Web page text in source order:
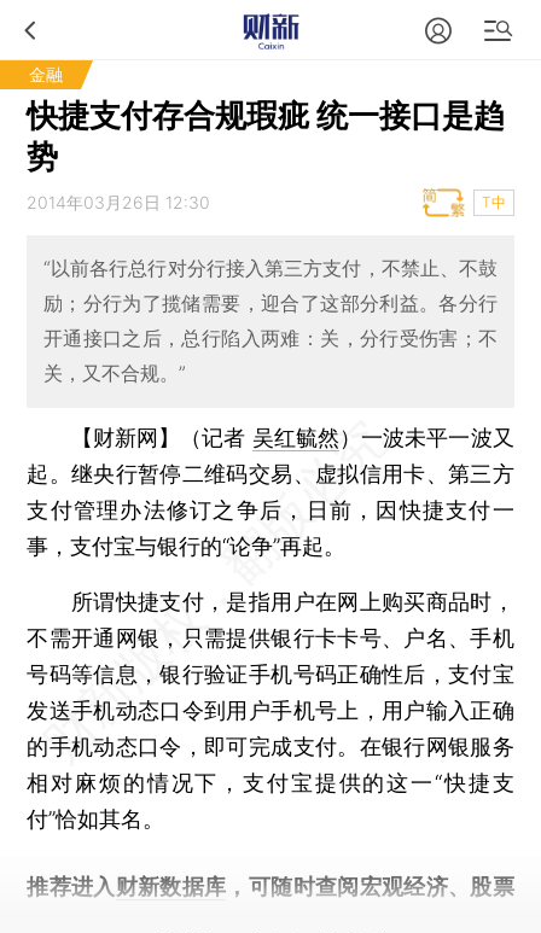
金融
快捷支付存合规瑕疵 统一接口是趋
势
2014年03月26日 12:30 T中
“以前各行总行对分行接入第三方支付，不禁止、不鼓
励；分行为了揽储需要，迎合了这部分利益。各分行
开通接口之后，总行陷入两难：关，分行受伤害；不
关，又不合规。”
【财新网】（记者 吴红毓然）一波未平一波又
起。继央行暂停二维码交易、虚拟信用卡、第三方
支付管理办法修订之争后，日前，因快捷支付一
事，支付宝与银行的“论争”再起。
所谓快捷支付，是指用户在网上购买商品时，
不需开通网银，只需提供银行卡卡号、户名、手机
号码等信息，银行验证手机号码正确性后，支付宝
发送手机动态口令到用户手机号上，用户输入正确
的手机动态口令，即可完成支付。在银行网银服务
相对麻烦的情况下，支付宝提供的这一“快捷支
付”恰如其名。
推荐进入 财新数据库 ，可随时查阅宏观经济、股票